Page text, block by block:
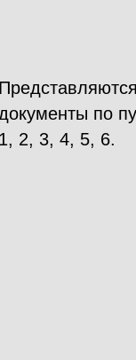
по
1, 2, 3, 4, 5, 6.